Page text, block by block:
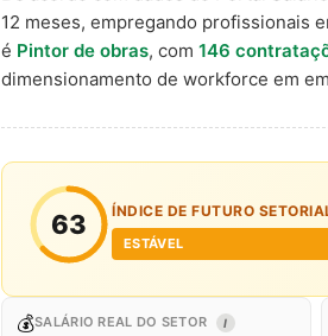
12 meses, empregando profissionais
é Pintor de obras, com 146
dimensionamento de workforce em
63 ÍNDICE DE FUTURO
ESTÁVEL
💰SALÁRIO REAL DO SETOR I